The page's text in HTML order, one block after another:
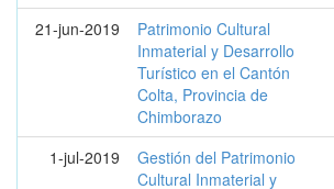
21-jun-2019
Patrimonio Cultural
Inmaterial y Desarrollo
Turístico en el Cantón
Colta, Provincia de
Chimborazo
1-jul-2019
Gestión del Patrimonio
Cultural Inmaterial y